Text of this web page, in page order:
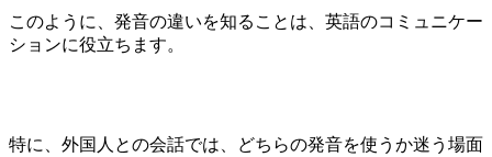
このように、発音の違いを知ることは、英語のコミュニケー
ションに役立ちます。
特に、外国人との会話では、どちらの発音を使うか迷う場面